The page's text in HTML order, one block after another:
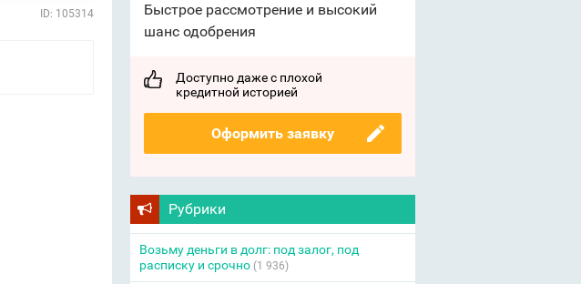
ID: 105314
Быстрое рассмотрение и высокий
шанс одобрения
Доступно даже с плохой
кредитной историей
Оформить заявку
Рубрики
Возьму деньги в долг: под залог, под
расписку и срочно(1 936)